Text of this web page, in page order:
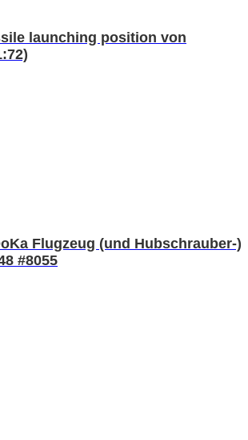
launching position von
Flugzeug (und Hubschrauber-)
#8055